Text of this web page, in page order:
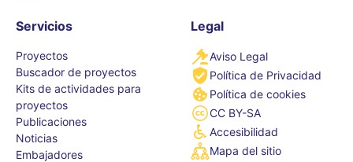
Servicios
Proyectos
Buscador de proyectos
Kits de actividades para
proyectos
Publicaciones
Noticias
Embajadores
Legal
Aviso Legal
Política de Privacidad
Política de cookies
CC BY-SA
Accesibilidad
Mapa del sitio